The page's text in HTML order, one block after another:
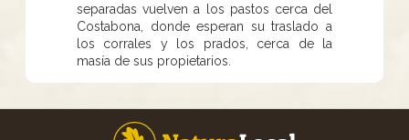
separadas vuelven a los pastos cerca del
Costabona, donde esperan su traslado a
los corrales y los prados, cerca de la
masía de sus propietarios.